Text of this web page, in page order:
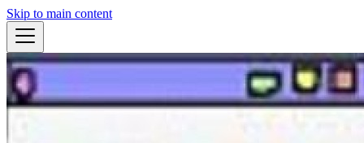
Skip to main content